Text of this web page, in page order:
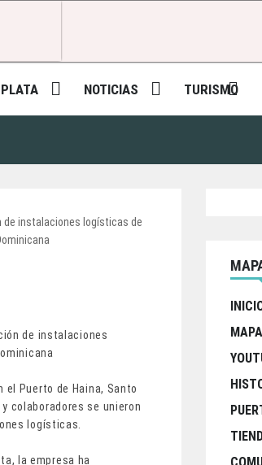
NOTICIAS TURISMO
de instalaciones
el Puerto de Haina, Santo
colaboradores se unieron
logísticas.
la empresa ha